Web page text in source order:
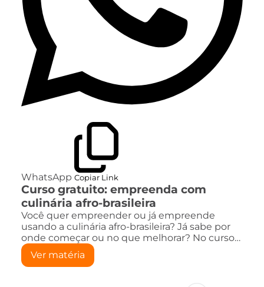
WhatsApp Copiar Link
Curso gratuito: empreenda com
culinária afro-brasileira
Você quer empreender ou já empreende
usando a culinária afro-brasileira? Já sabe por
onde começar ou no que melhorar? No curso…
Ver matéria